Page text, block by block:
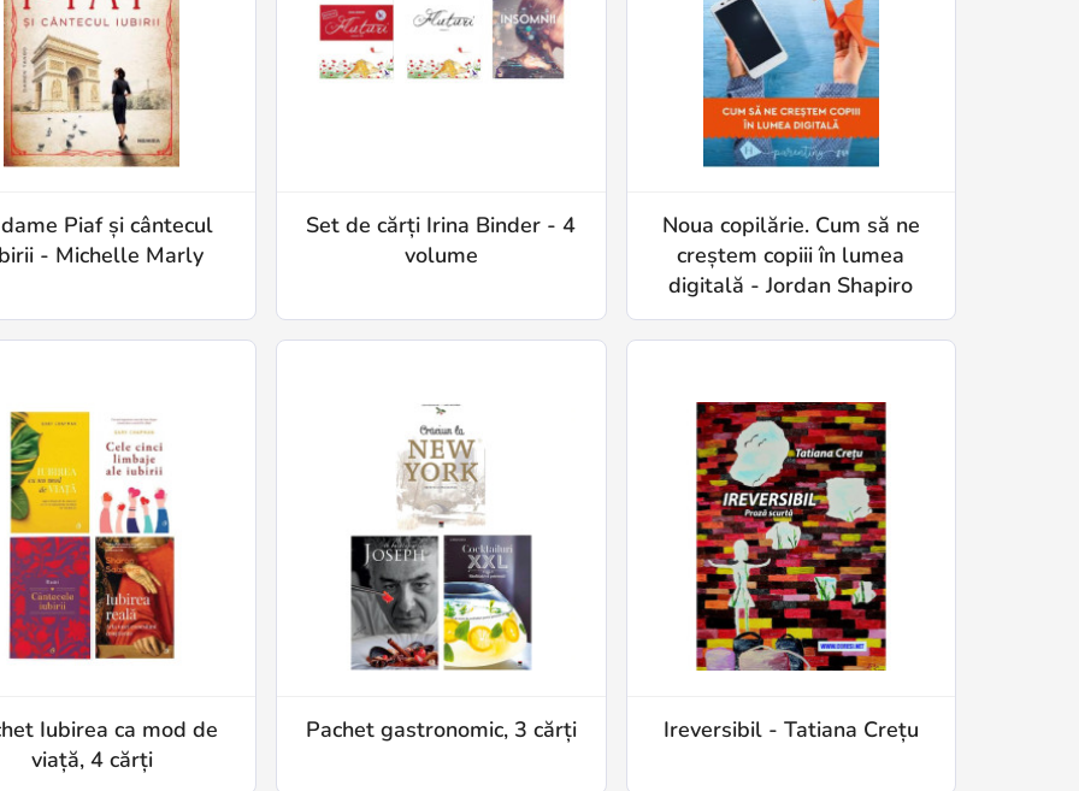
Piaf și cântecul
- Michelle Marly
Set de cărți Irina Binder - 4
volume
Noua copilărie. Cum să ne
creștem copiii în lumea
digitală - Jordan Shapiro
Iubirea ca mod de
viață, 4 cărți
Pachet gastronomic, 3 cărți Ireversibil - Tatiana Crețu